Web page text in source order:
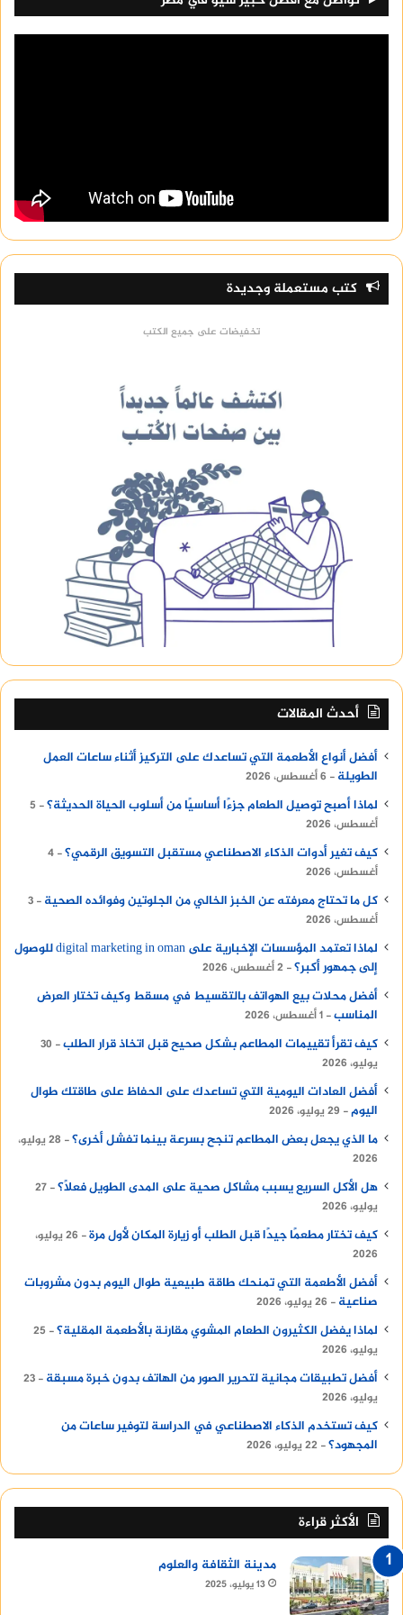
كتب مستعملة وجديدة
تخفيضات على جميع الكتب
أحدث المقالات
أفضل أنواع الأطعمة التي تساعدك على التركيز أثناء ساعات العمل
الطويلة
6 أغسطس، 2026
لماذا أصبح توصيل الطعام جزءًا أساسيًا من أسلوب الحياة الحديثة؟
5
أغسطس، 2026
كيف تغير أدوات الذكاء الاصطناعي مستقبل التسويق الرقمي؟ 4
أغسطس، 2026
كل ما تحتاج معرفته عن الخبز الخالي من الجلوتين وفوائده الصحية
3
أغسطس، 2026
لماذا تعتمد المؤسسات الإخبارية على digital marketing in oman للوصول
إلى جمهور أكبر؟ 2 أغسطس، 2026
أفضل محلات بيع الهواتف بالتقسيط في مسقط وكيف تختار العرض
المناسب 1 أغسطس، 2026
كيف تقرأ تقييمات المطاعم بشكل صحيح قبل اتخاذ قرار الطلب
30
يوليو، 2026
أفضل العادات اليومية التي تساعدك على الحفاظ على طاقتك طوال
اليوم
29 يوليو، 2026
ما الذي يجعل بعض المطاعم تنجح بسرعة بينما تفشل أخرى؟
28 يوليو،
2026
هل الأكل السريع يسبب مشاكل صحية على المدى الطويل فعلًا؟ 27
يوليو، 2026
كيف تختار مطعمًا جيدًا قبل الطلب أو زيارة المكان لأول مرة
26 يوليو،
2026
أفضل الأطعمة التي تمنحك طاقة طبيعية طوال اليوم بدون مشروبات
صناعية
26 يوليو، 2026
لماذا يفضل الكثيرون الطعام المشوي مقارنة بالأطعمة المقلية؟
25
يوليو، 2026
أفضل تطبيقات مجانية لتحرير الصور من الهاتف بدون خبرة مسبقة
23
يوليو، 2026
كيف تستخدم الذكاء الاصطناعي في الدراسة لتوفير ساعات من
المجهود؟ 22 يوليو، 2026
الأكثر قراءة
مدينة الثقافة والعلوم
13 يوليو، 2025